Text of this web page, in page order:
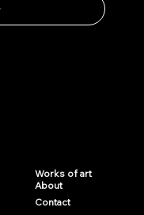
Works of art
About
Contact